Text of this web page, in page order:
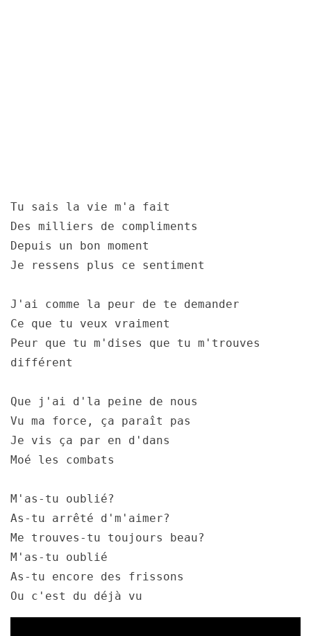
Tu sais la vie m'a fait
Des milliers de compliments
Depuis un bon moment
Je ressens plus ce sentiment
J'ai comme la peur de te demander
Ce que tu veux vraiment
Peur que tu m'dises que tu m'trouves
différent
Que j'ai d'la peine de nous
Vu ma force, ça paraît pas
Je vis ça par en d'dans
Moé les combats
M'as-tu oublié?
As-tu arrêté d'm'aimer?
Me trouves-tu toujours beau?
M'as-tu oublié
As-tu encore des frissons
Ou c'est du déjà vu